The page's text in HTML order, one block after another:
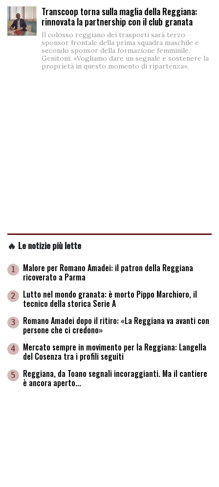
Transcoop torna sulla maglia della Reggiana:
rinnovata la partnership con il club granata
Il colosso reggiano dei trasporti sarà terzo
sponsor frontale della prima squadra maschile e
secondo sponsor della formazione femminile.
Genitoni: «Vogliamo dare un segnale e sostenere la
proprietà in questo momento di ripartenza».
🔥 Le notizie più lette
1 Malore per Romano Amadei: il patron della Reggiana
ricoverato a Parma
2 Lutto nel mondo granata: è morto Pippo Marchioro, il
tecnico della storica Serie A
3 Romano Amadei dopo il ritiro: «La Reggiana va avanti con
persone che ci credono»
4 Mercato sempre in movimento per la Reggiana: Langella
del Cosenza tra i profili seguiti
5 Reggiana, da Toano segnali incoraggianti. Ma il cantiere
è ancora aperto...